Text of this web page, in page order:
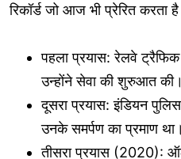
रिकॉर्ड जो आज भी प्रेरित करता
पहला प्रयास: रेलवे
उन्होंने सेवा की शुरुआत की।
दूसरा प्रयास: इंडियन
उनके समर्पण का प्रमाण था।
तीसरा प्रयास (2020):